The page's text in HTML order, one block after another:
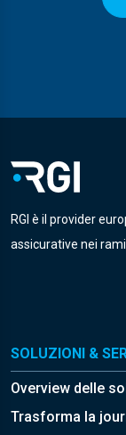
RGI è il provider
assicurative nei
SOLUZIONI &
Overview delle
Trasforma la